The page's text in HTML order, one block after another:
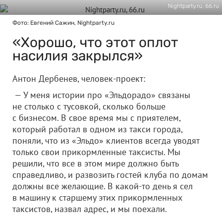
Nightparty.ru, 66.ru
Фото: Евгений Сажин, Nightparty.ru
«Хорошо, что этот оплот
насилия закрылся»
Антон Дербенев, человек-проект:
— У меня истории про «Эльдорадо» связаны
не столько с тусовкой, сколько больше
с бизнесом. В свое время мы с приятелем,
который работал в одном из такси города,
поняли, что из «Эльдо» клиентов всегда уводят
только свои прикормленные таксисты. Мы
решили, что все в этом мире должно быть
справедливо, и развозить гостей клуба по домам
должны все желающие. В какой-то день я сел
в машину к старшему этих прикормленных
таксистов, назвал адрес, и мы поехали.